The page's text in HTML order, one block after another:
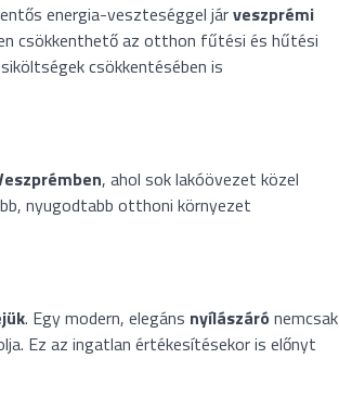
energia-veszteséggel járveszprémi
csökkenthető az otthon fűtési és hűtési
csökkentésében is
, ahol sok lakóövezet közel
nyugodtabb otthoni környezet
. Egy modern, elegáns nyílászáró nemcsak
Ez az ingatlan értékesítésekor is előnyt